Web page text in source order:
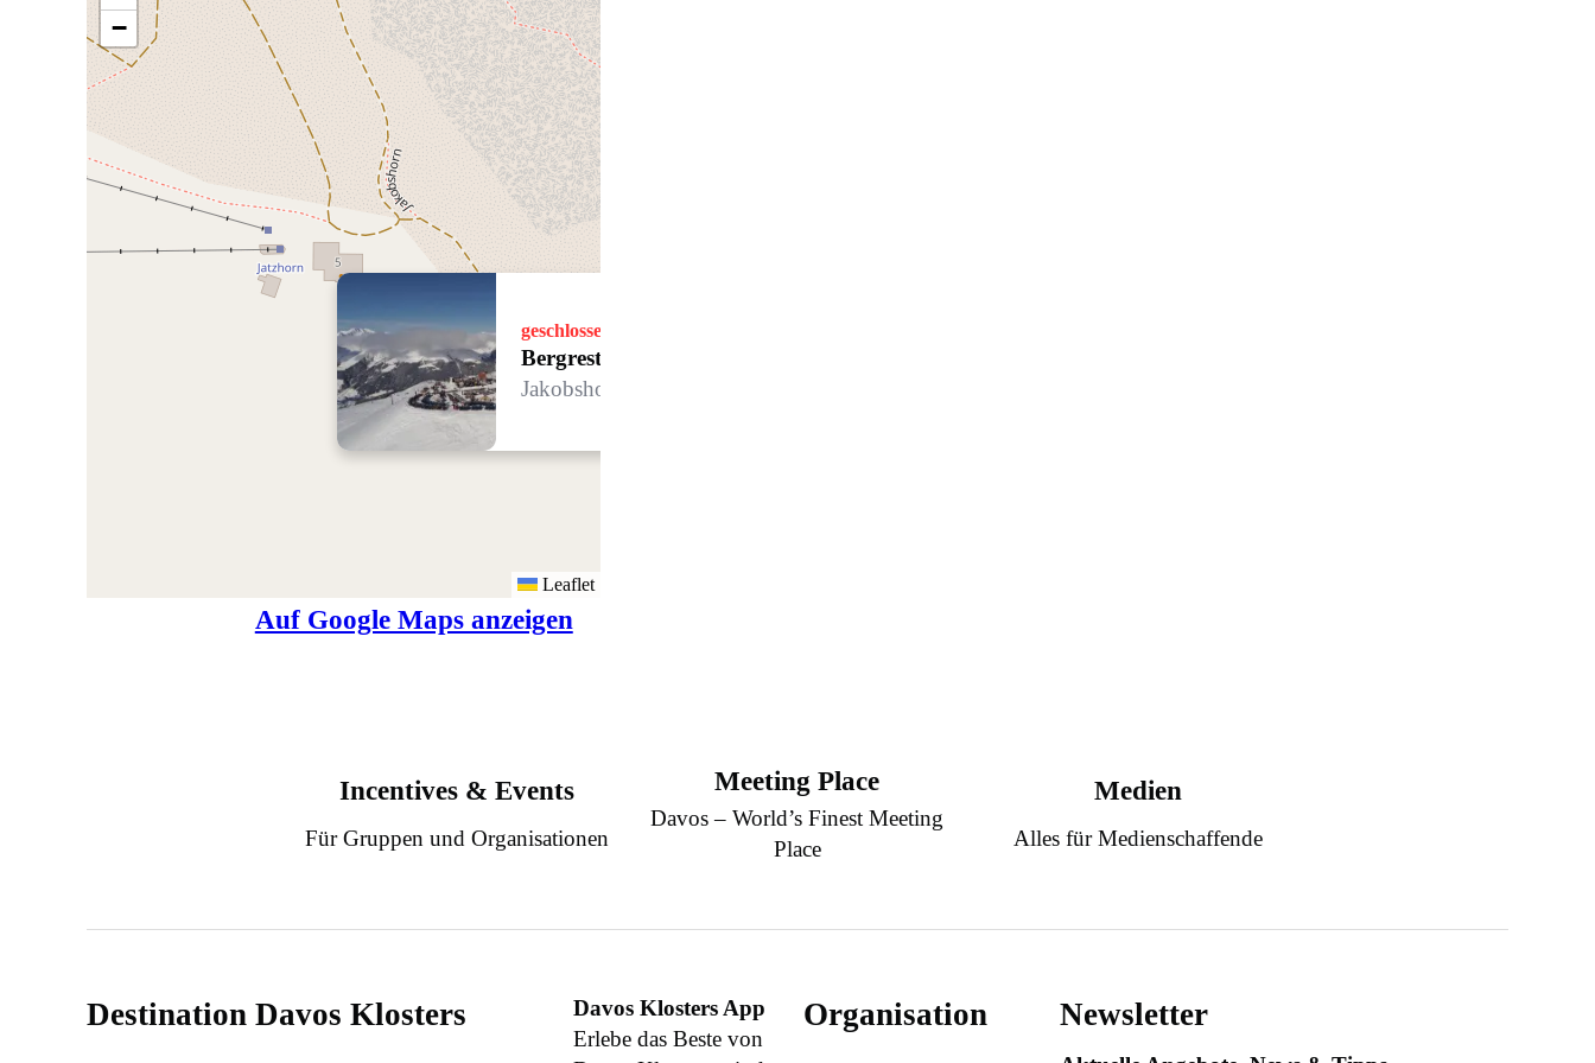
geschlossen
Bergrestaurant Jatzhütte
Jakobshorn, Davos Platz
−
Leaflet
Auf Google Maps anzeigen
Incentives & Events
Für Gruppen und Organisationen
Meeting Place
Davos – World’s Finest Meeting
Place
Medien
Alles für Medienschaffende
Destination Davos Klosters
Davos Klosters App
Erlebe das Beste von
Organisation Newsletter